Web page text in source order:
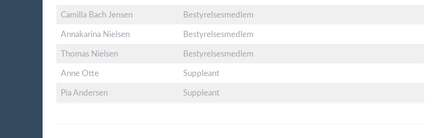
Camilla Bach Jensen Bestyrelsesmedlem
Annakarina Nielsen Bestyrelsesmedlem
Thomas Nielsen Bestyrelsesmedlem
Anne Otte Suppleant
Pia Andersen Suppleant